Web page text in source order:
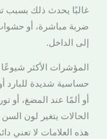
غالبًا يحدث ذلك
ضربة مباشرة، أو
إلى الداخل.
المؤشرات الأكثر
حساسية شديدة للبارد
أو ألمًا عند المضغ، أو
الحالات يتغير لون
هذه العلامات لا تعني